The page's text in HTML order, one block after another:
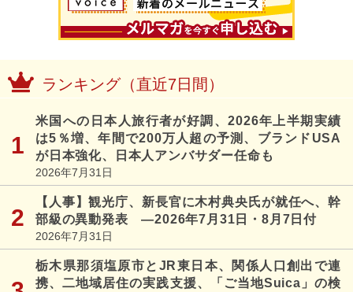
ランキング（直近7日間）
米国への日本人旅行者が好調、2026年上半期実績
は5％増、年間で200万人超の予測、ブランドUSA
が日本強化、日本人アンバサダー任命も
2026年7月31日
【人事】観光庁、新長官に木村典央氏が就任へ、幹
部級の異動発表 ―2026年7月31日・8月7日付
2026年7月31日
栃木県那須塩原市とJR東日本、関係人口創出で連
携、二地域居住の実践支援、「ご当地Suica」の検